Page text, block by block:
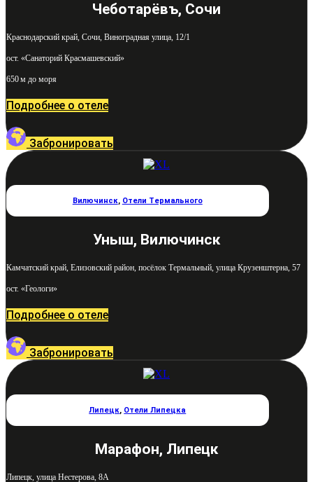
Чеботарёвъ, Сочи
Краснодарский край, Сочи, Виноградная улица, 12/1
ост. «Санаторий Красмашевский»
650 м до моря
Подробнее о отеле
Забронировать
Вилючинск, Отели Термального
Уныш, Вилючинск
Камчатский край, Елизовский район, посёлок Термальный, улица Крузенштерна, 57
ост. «Геологи»
Подробнее о отеле
Забронировать
Липецк, Отели Липецка
Марафон, Липецк
Липецк, улица Нестерова, 8А